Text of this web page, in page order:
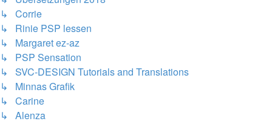
↳ Corrie
↳ Rinie PSP lessen
↳ Margaret ez-az
↳ PSP Sensation
↳ SVC-DESIGN Tutorials and Translations
↳ Minnas Grafik
↳ Carine
↳ Alenza